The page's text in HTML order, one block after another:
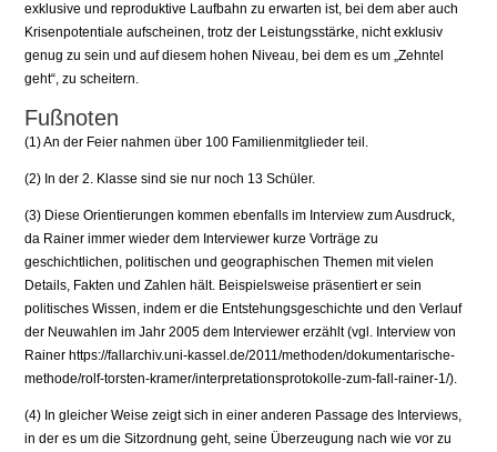
exklusive und reproduktive Laufbahn zu erwarten ist, bei dem aber auch
Krisenpotentiale aufscheinen, trotz der Leistungsstärke, nicht exklusiv
genug zu sein und auf diesem hohen Niveau, bei dem es um „Zehntel
geht“, zu scheitern.
Fußnoten
(1) An der Feier nahmen über 100 Familienmitglieder teil.
(2) In der 2. Klasse sind sie nur noch 13 Schüler.
(3) Diese Orientierungen kommen ebenfalls im Interview zum Ausdruck,
da Rainer immer wieder dem Interviewer kurze Vorträge zu
geschichtlichen, politischen und geographischen Themen mit vielen
Details, Fakten und Zahlen hält. Beispielsweise präsentiert er sein
politisches Wissen, indem er die Entstehungsgeschichte und den Verlauf
der Neuwahlen im Jahr 2005 dem Interviewer erzählt (vgl. Interview von
Rainer https://fallarchiv.uni-kassel.de/2011/methoden/dokumentarische-
methode/rolf-torsten-kramer/interpretationsprotokolle-zum-fall-rainer-1/).
(4) In gleicher Weise zeigt sich in einer anderen Passage des Interviews,
in der es um die Sitzordnung geht, seine Überzeugung nach wie vor zu